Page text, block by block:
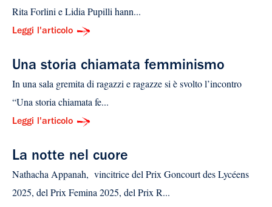
Rita Forlini e Lidia Pupilli hann...
Leggi l'articolo
Una storia chiamata femminismo
In una sala gremita di ragazzi e ragazze si è svolto l’incontro
“Una storia chiamata fe...
Leggi l'articolo
La notte nel cuore
Nathacha Appanah, vincitrice del Prix Goncourt des Lycéens
2025, del Prix Femina 2025, del Prix R...